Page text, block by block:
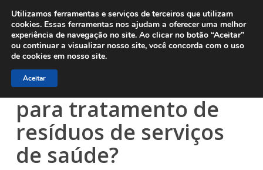
main
contentVale à pena investir
em uma Autoclave
para tratamento de
resíduos de serviços
de saúde?
Utilizamos ferramentas e serviços de terceiros que utilizam
cookies. Essas ferramentas nos ajudam a oferecer uma melhor
experiência de navegação no site. Ao clicar no botão “Aceitar”
ou continuar a visualizar nosso site, você concorda com o uso
de cookies em nosso site.
Aceitar